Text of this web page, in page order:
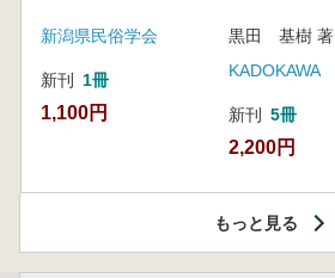
新潟県民俗学会
新刊 1冊
1,100円
黒田 基樹 著
KADOKAWA
新刊 5冊
2,200円
もっと見る